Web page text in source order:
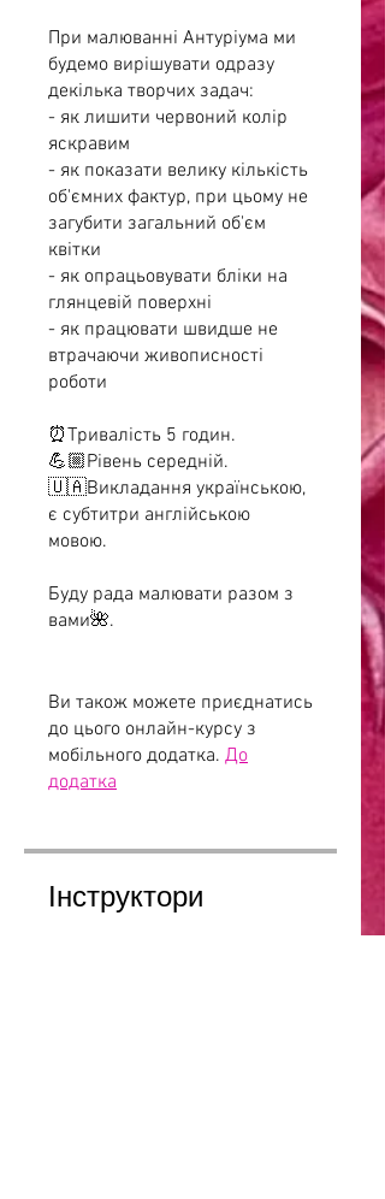
При малюванні Антуріума ми
будемо вирішувати одразу
декілька творчих задач:
- як лишити червоний колір
яскравим
- як показати велику кількість
об'ємних фактур, при цьому не
загубити загальний об'єм
квітки
- як опрацьовувати бліки на
глянцевій поверхні
- як працювати швидше не
втрачаючи живописності
роботи
⏰Тривалість 5 годин.
💪🏼Рівень середній.
🇺🇦Викладання українською,
є субтитри англійською
мовою.
Буду рада малювати разом з
вами🌺.
Ви також можете приєднатись
до цього онлайн-курсу з
мобільного додатка. До
додатка
Інструктори